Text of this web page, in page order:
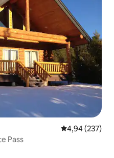
4,94 de uma
4,94 (237)
Pass